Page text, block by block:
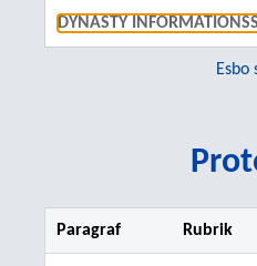
DYNASTY
Esbo
Paragraf Rubrik